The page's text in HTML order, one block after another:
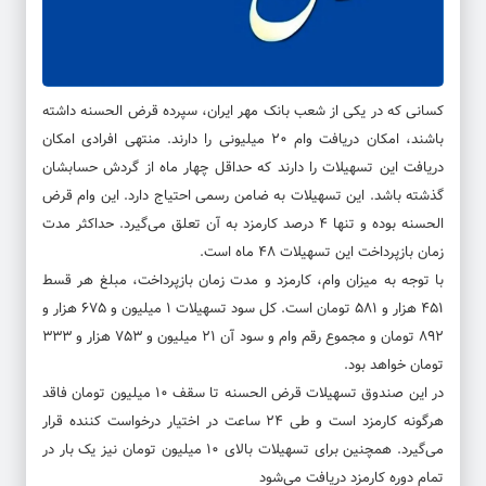
کسانی که در یکی از شعب بانک مهر ایران، سپرده قرض الحسنه داشته
باشند، امکان دریافت وام ۲۰ میلیونی را دارند. منتهی افرادی امکان
دریافت این تسهیلات را دارند که حداقل چهار ماه از گردش حسابشان
گذشته باشد. این تسهیلات به ضامن رسمی احتیاج دارد. این وام قرض
الحسنه بوده و تنها ۴ درصد کارمزد به آن تعلق می‌گیرد. حداکثر مدت
زمان بازپرداخت این تسهیلات ۴۸ ماه است.
با توجه به میزان وام، کارمزد و مدت زمان بازپرداخت، مبلغ هر قسط
۴۵۱ هزار و ۵۸۱ تومان است. کل سود تسهیلات ۱ میلیون و ۶۷۵ هزار و
۸۹۲ تومان و مجموع رقم وام و سود آن ۲۱ میلیون و ۷۵۳ هزار و ۳۳۳
تومان خواهد بود.
در این صندوق تسهیلات قرض الحسنه تا سقف ۱۰ میلیون تومان فاقد
هرگونه کارمزد است و طی ۲۴ ساعت در اختیار درخواست کننده قرار
می‌گیرد. همچنین برای تسهیلات بالای ۱۰ میلیون تومان نیز یک بار در
تمام دوره کارمزد دریافت می‌شود